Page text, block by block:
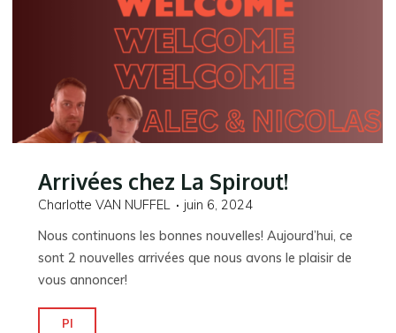
Arrivées chez La Spirout!
Charlotte VAN NUFFEL
juin 6, 2024
Nous continuons les bonnes nouvelles! Aujourd’hui, ce
sont 2 nouvelles arrivées que nous avons le plaisir de
vous annoncer!
Pl